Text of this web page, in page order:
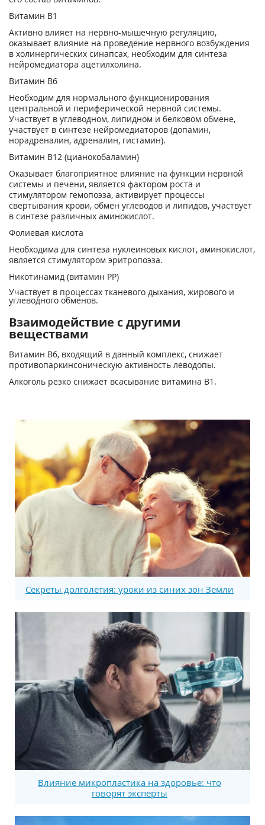
Витамин В1
Активно влияет на нервно-мышечную регуляцию,
оказывает влияние на проведение нервного возбуждения
в холинергических синапсах, необходим для синтеза
нейромедиатора ацетилхолина.
Витамин В6
Необходим для нормального функционирования
центральной и периферической нервной системы.
Участвует в углеводном, липидном и белковом обмене,
участвует в синтезе нейромедиаторов (допамин,
норадреналин, адреналин, гистамин).
Витамин В12 (цианокобаламин)
Оказывает благоприятное влияние на функции нервной
системы и печени, является фактором роста и
стимулятором гемопоэза, активирует процессы
свертывания крови, обмен углеводов и липидов, участвует
в синтезе различных аминокислот.
Фолиевая кислота
Необходима для синтеза нуклеиновых кислот, аминокислот,
является стимулятором эритропоэза.
Никотинамид (витамин РР)
Участвует в процессах тканевого дыхания, жирового и
углеводного обменов.
Взаимодействие с другими
веществами
Витамин В6, входящий в данный комплекс, снижает
противопаркинсоническую активность леводопы.
Алкоголь резко снижает всасывание витамина В1.
Секреты долголетия: уроки из синих зон Земли
Влияние микропластика на здоровье: что
говорят эксперты